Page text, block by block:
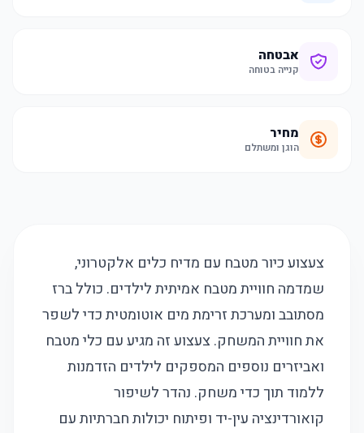
אבטחה
קנייה בטוחה
מחיר
הוגן ומשתלם
צעצוע כיור מטבח עם מדיח כלים אלקטרוני,
שמדמה חוויית מטבח אמיתית לילדים. כולל ברז
מסתובב ומערכת זרימת מים אוטומטית כדי לשפר
את חוויית המשחק. צעצוע זה מגיע עם כלי מטבח
ואביזרים נוספים המספקים לילדים הזדמנות
ללמוד תוך כדי משחק. נהדר לשיפור
קואורדינציה עין-יד ופיתוח יכולות חברתיות עם